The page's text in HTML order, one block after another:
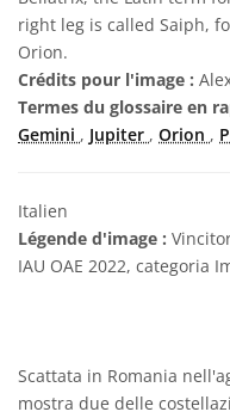
right leg is called Saiph,
Orion.
Crédits pour l'image :
Termes du glossaire en
Gemini , Jupiter , Orion ,
Italien
Légende d'image :
IAU OAE 2022, categoria
Scattata in Romania
mostra due delle